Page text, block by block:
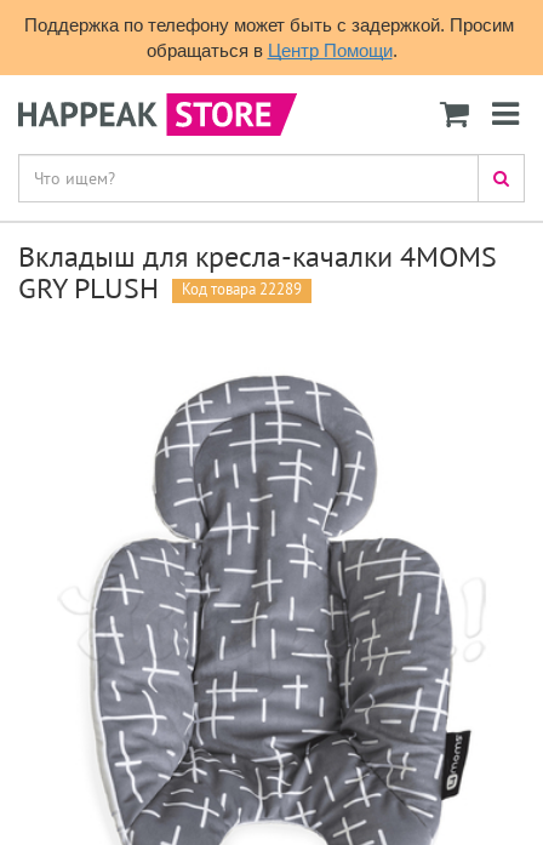
Поддержка по телефону может быть с задержкой. Просим
обращаться в Центр Помощи.
Вкладыш для кресла-качалки 4MOMS
GRY PLUSH
Код товара 22289